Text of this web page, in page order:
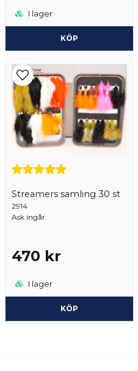
I lager
KÖP
Streamers samling 30 st
2914
Ask ingår
470 kr
I lager
KÖP